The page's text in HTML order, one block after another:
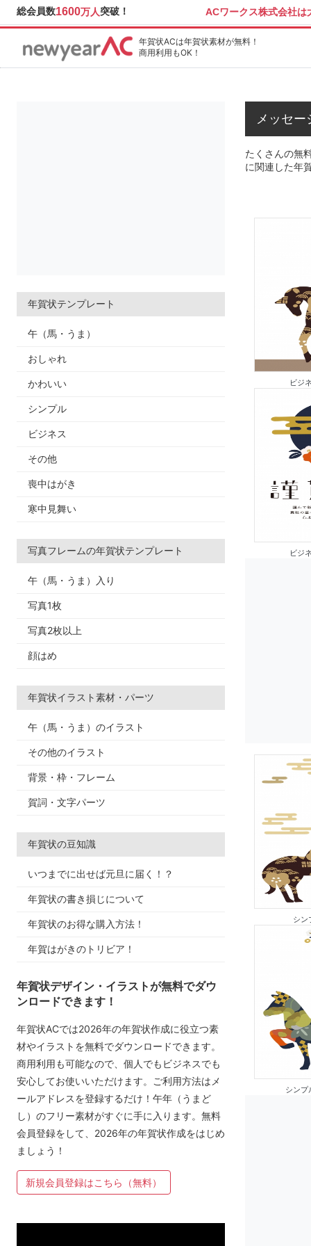
総会員数1600万人突破！ ACワークス株式会社は
年賀状ACは年賀状素材が無料！
商用利用もOK！
年賀状テンプレート
午（馬・うま）
おしゃれ
かわいい
シンプル
ビジネス
その他
喪中はがき
寒中見舞い
写真フレームの年賀状テンプレート
午（馬・うま）入り
写真1枚
写真2枚以上
顔はめ
年賀状イラスト素材・パーツ
午（馬・うま）のイラスト
その他のイラスト
背景・枠・フレーム
賀詞・文字パーツ
年賀状の豆知識
いつまでに出せば元旦に届く！？
年賀状の書き損じについて
年賀状のお得な購入方法！
年賀はがきのトリビア！
年賀状デザイン・イラストが無料でダウ
ンロードできます！
年賀状ACでは2026年の年賀状作成に役立つ素
材やイラストを無料でダウンロードできます。
商用利用も可能なので、個人でもビジネスでも
安心してお使いいただけます。ご利用方法はメ
ールアドレスを登録するだけ！午年（うまど
し）のフリー素材がすぐに手に入ります。無料
会員登録をして、2026年の年賀状作成をはじめ
ましょう！
新規会員登録はこちら（無料）
メッセ
たくさんの無
に関連した年
ビジ
ビジ
シン
シンプ